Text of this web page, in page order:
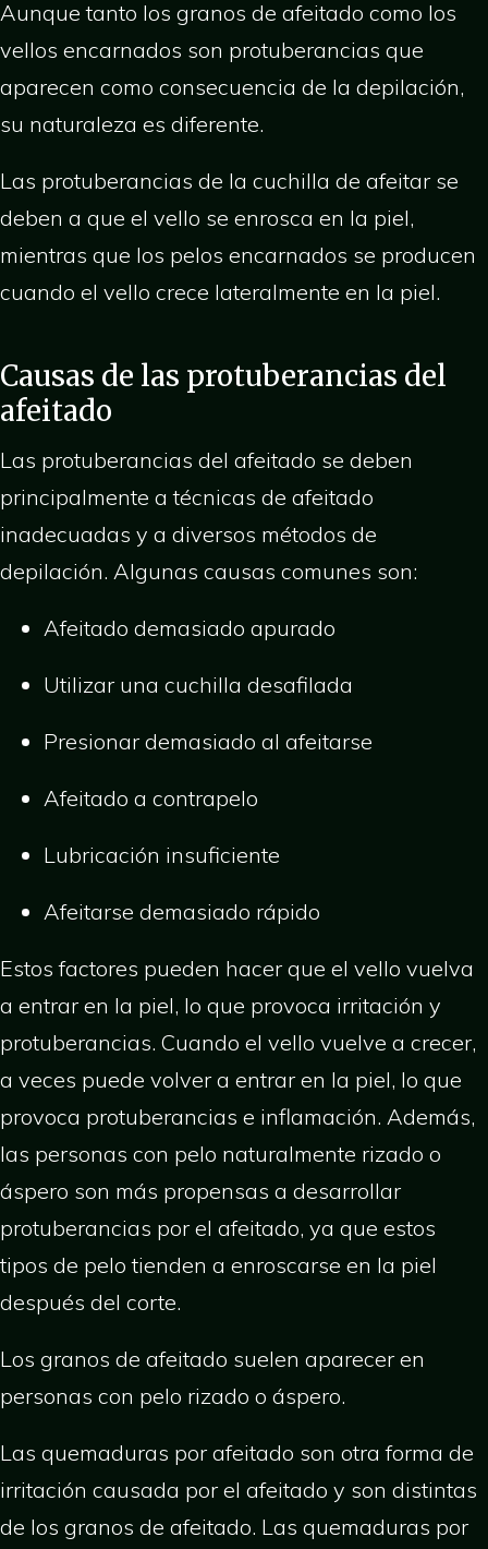
Aunque tanto los granos de afeitado como los
vellos encarnados son protuberancias que
aparecen como consecuencia de la depilación,
su naturaleza es diferente.
Las protuberancias de la cuchilla de afeitar se
deben a que el vello se enrosca en la piel,
mientras que los pelos encarnados se producen
cuando el vello crece lateralmente en la piel.
Causas de las protuberancias del
afeitado
Las protuberancias del afeitado se deben
principalmente a técnicas de afeitado
inadecuadas y a diversos métodos de
depilación. Algunas causas comunes son:
Afeitado demasiado apurado
Utilizar una cuchilla desafilada
Presionar demasiado al afeitarse
Afeitado a contrapelo
Lubricación insuficiente
Afeitarse demasiado rápido
Estos factores pueden hacer que el vello vuelva
a entrar en la piel, lo que provoca irritación y
protuberancias. Cuando el vello vuelve a crecer,
a veces puede volver a entrar en la piel, lo que
provoca protuberancias e inflamación. Además,
las personas con pelo naturalmente rizado o
áspero son más propensas a desarrollar
protuberancias por el afeitado, ya que estos
tipos de pelo tienden a enroscarse en la piel
después del corte.
Los granos de afeitado suelen aparecer en
personas con pelo rizado o áspero.
Las quemaduras por afeitado son otra forma de
irritación causada por el afeitado y son distintas
de los granos de afeitado. Las quemaduras por